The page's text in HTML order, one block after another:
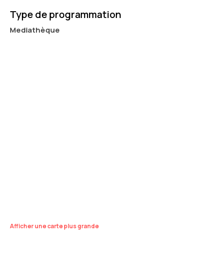
Type de programmation
Mediathèque
Afficher une carte plus grande